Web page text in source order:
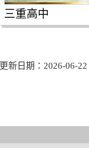
三重高中
更新日期：2026-06-22